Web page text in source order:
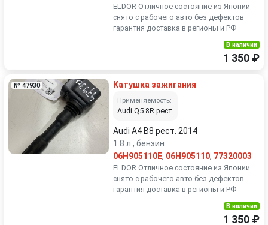
ELDOR Отличное состояние из Японии
снято с рабочего авто без дефектов
гарантия доставка в регионы и РФ
В наличии
1 350 ₽
№ 47930 Катушка зажигания
Применяемость:
Audi Q5 8R рест.
Audi A4 B8 рест. 2014
1.8 л., бензин
06H905110E, 06H905110, 77320003
ELDOR Отличное состояние из Японии
снято с рабочего авто без дефектов
гарантия доставка в регионы и РФ
В наличии
1 350 ₽